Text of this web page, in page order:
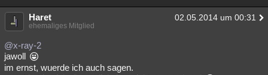
Haret 02.05.2014 um 00:31
ehemaliges Mitglied
@x-ray-2
jawoll
im ernst, wuerde ich auch sagen.